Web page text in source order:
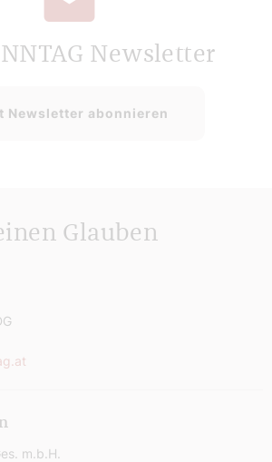
Newsletter
Newsletter abonnieren
Glauben
m.b.H.